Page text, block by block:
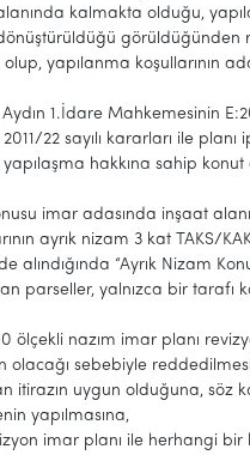
kalmakta olduğu,
görüldüğünden
yapılanma koşullarının
1.İdare Mahkemesinin
22 sayılı kararları ile
hakkına sahip
imar adasında inşaat
ayrık nizam 3 kat TAKS/
“Ayrık Nizam
parseller, yalnızca bir tarafı
ölçekli nazım imar planı
olacağı sebebiyle
itirazın uygun olduğuna, söz
yapılmasına,
imar planı ile herhangi bir